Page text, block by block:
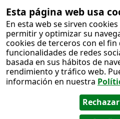
Esta página web usa
En esta web se sirven
permitir y optimizar su
cookies de terceros con el
funcionalidades de redes
basada en sus hábitos de
rendimiento y tráfico web.
información en nuestra